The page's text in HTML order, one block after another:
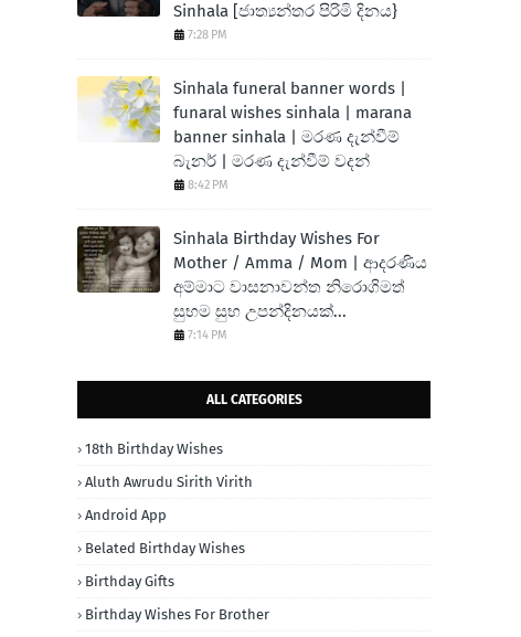
Sinhala [ජාත්‍යන්තර පිරිමි දිනය}
7:28 PM
Sinhala funeral banner words |
funaral wishes sinhala | marana
banner sinhala | මරණ දැන්වීම්
බැනර් | මරණ දැන්වීම් වදන්
8:42 PM
Sinhala Birthday Wishes For
Mother / Amma / Mom | ආදරණිය
අම්මාට වාසනාවන්ත නිරොගිමත්
සුභම සුභ උපන්දිනයක්...
7:14 PM
ALL CATEGORIES
18th Birthday Wishes
Aluth Awrudu Sirith Virith
Android App
Belated Birthday Wishes
Birthday Gifts
Birthday Wishes For Brother